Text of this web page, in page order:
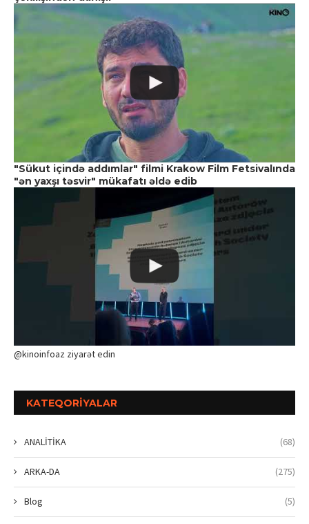
"Sükut içində addımlar" filmi Krakow Film Fetsivalında
"ən yaxşı təsvir" mükafatı əldə edib
@kinoinfoaz ziyarət edin
KATEQORIYALAR
ANALİTİKA (68)
ARKA-DA (275)
Blog (5)